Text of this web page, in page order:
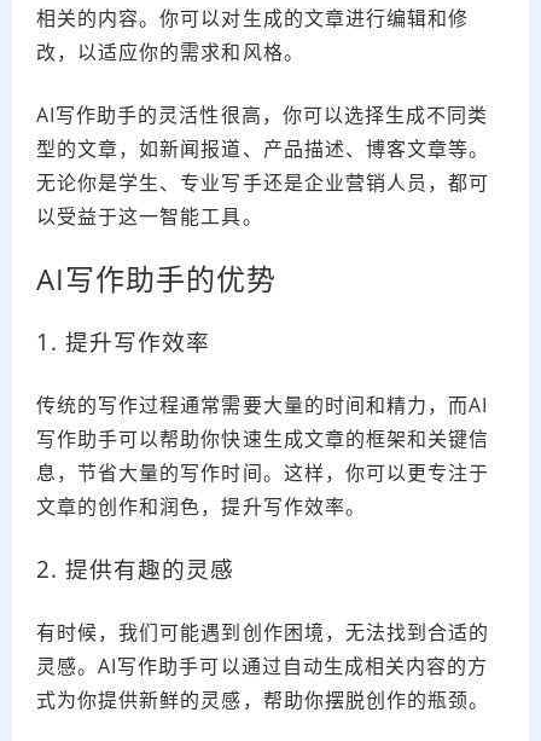
相关的内容。你可以对生成的文章进行编辑和修
改，以适应你的需求和风格。
AI写作助手的灵活性很高，你可以选择生成不同类
型的文章，如新闻报道、产品描述、博客文章等。
无论你是学生、专业写手还是企业营销人员，都可
以受益于这一智能工具。
AI写作助手的优势
1. 提升写作效率
传统的写作过程通常需要大量的时间和精力，而AI
写作助手可以帮助你快速生成文章的框架和关键信
息，节省大量的写作时间。这样，你可以更专注于
文章的创作和润色，提升写作效率。
2. 提供有趣的灵感
有时候，我们可能遇到创作困境，无法找到合适的
灵感。AI写作助手可以通过自动生成相关内容的方
式为你提供新鲜的灵感，帮助你摆脱创作的瓶颈。